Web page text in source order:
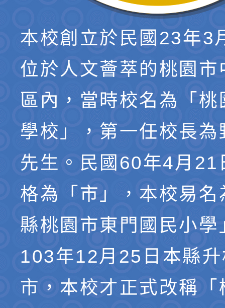
本校創立於民國23年3
位於人文薈萃的桃園市
區內，當時校名為「桃
學校」，第一任校長為
先生。民國60年4月21
格為「市」，本校易名
縣桃園市東門國民小學
103年12月25日本縣
市，本校才正式改稱「